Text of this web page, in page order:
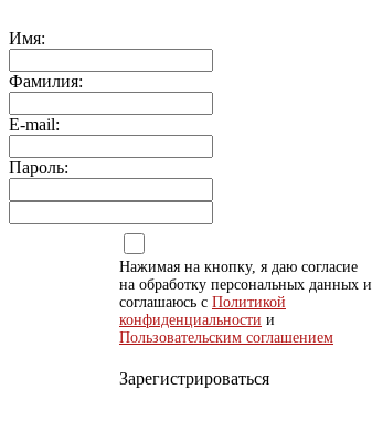
Имя:
Фамилия:
E-mail:
Пароль:
Нажимая на кнопку, я даю согласие
на обработку персональных данных и
соглашаюсь с Политикой
конфиденциальности и
Пользовательским соглашением
Зарегистрироваться